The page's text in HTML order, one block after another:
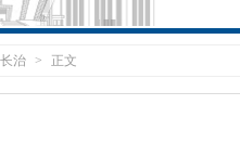
治 > 正文